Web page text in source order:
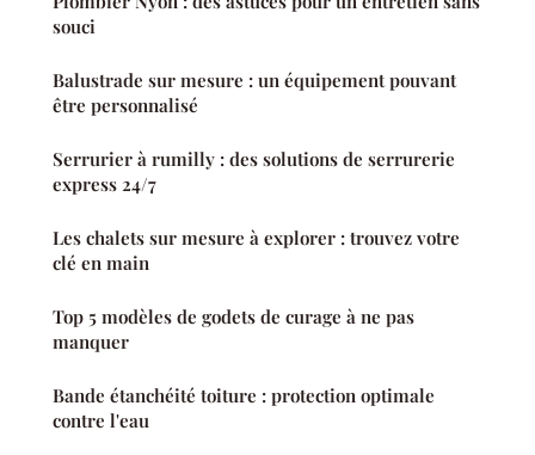
souci
Balustrade sur mesure : un équipement pouvant
être personnalisé
Serrurier à rumilly : des solutions de serrurerie
express 24/7
Les chalets sur mesure à explorer : trouvez votre
clé en main
Top 5 modèles de godets de curage à ne pas
manquer
Bande étanchéité toiture : protection optimale
contre l'eau